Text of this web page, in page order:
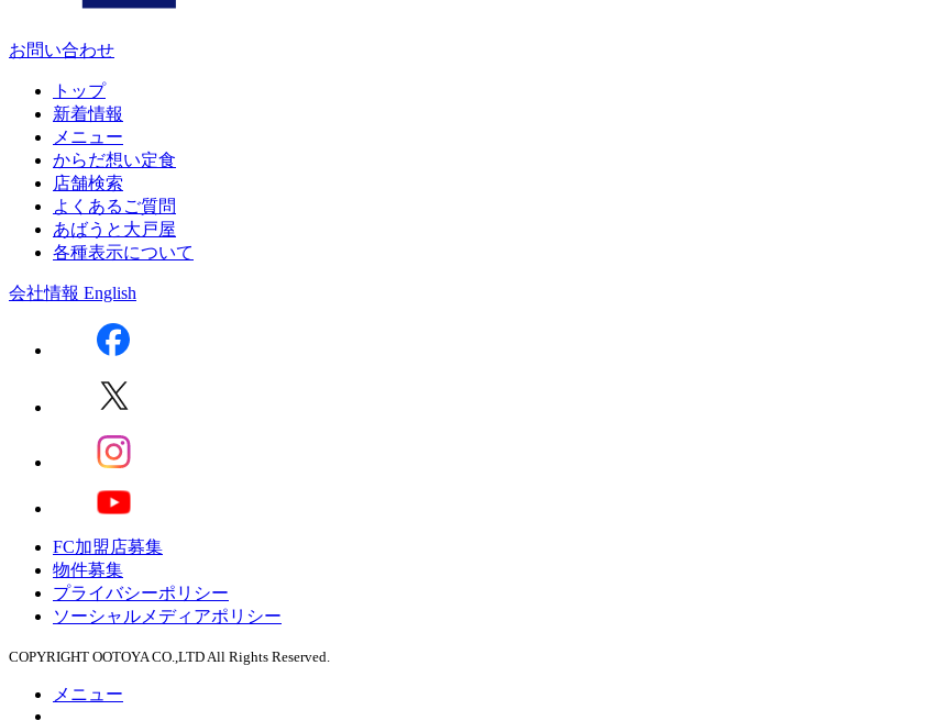
お問い合わせ
トップ
新着情報
メニュー
からだ想い定食
店舗検索
よくあるご質問
あばうと大戸屋
各種表示について
会社情報 English
FC加盟店募集
物件募集
プライバシーポリシー
ソーシャルメディアポリシー
COPYRIGHT OOTOYA CO.,LTD All Rights Reserved.
メニュー